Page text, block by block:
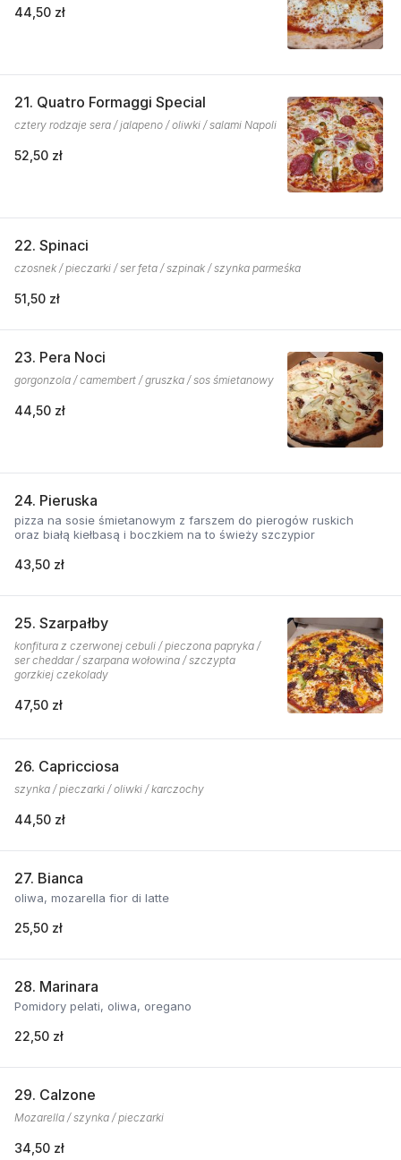
44,50 zł
21. Quatro Formaggi Special
cztery rodzaje sera / jalapeno / oliwki / salami Napoli
52,50 zł
22. Spinaci
czosnek / pieczarki / ser feta / szpinak / szynka parmeśka
51,50 zł
23. Pera Noci
gorgonzola / camembert / gruszka / sos śmietanowy
44,50 zł
24. Pieruska
pizza na sosie śmietanowym z farszem do pierogów ruskich
oraz białą kiełbasą i boczkiem na to świeży szczypior
43,50 zł
25. Szarpałby
konfitura z czerwonej cebuli / pieczona papryka /
ser cheddar / szarpana wołowina / szczypta
gorzkiej czekolady
47,50 zł
26. Capricciosa
szynka / pieczarki / oliwki / karczochy
44,50 zł
27. Bianca
oliwa, mozarella fior di latte
25,50 zł
28. Marinara
Pomidory pelati, oliwa, oregano
22,50 zł
29. Calzone
Mozarella / szynka / pieczarki
34,50 zł